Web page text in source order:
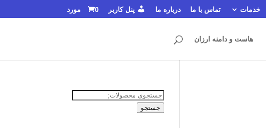
خدمات تماس با ما درباره ما پنل کاربر 0 مورد
هاست و دامنه ارزان
جستجو
برای:
جستجو